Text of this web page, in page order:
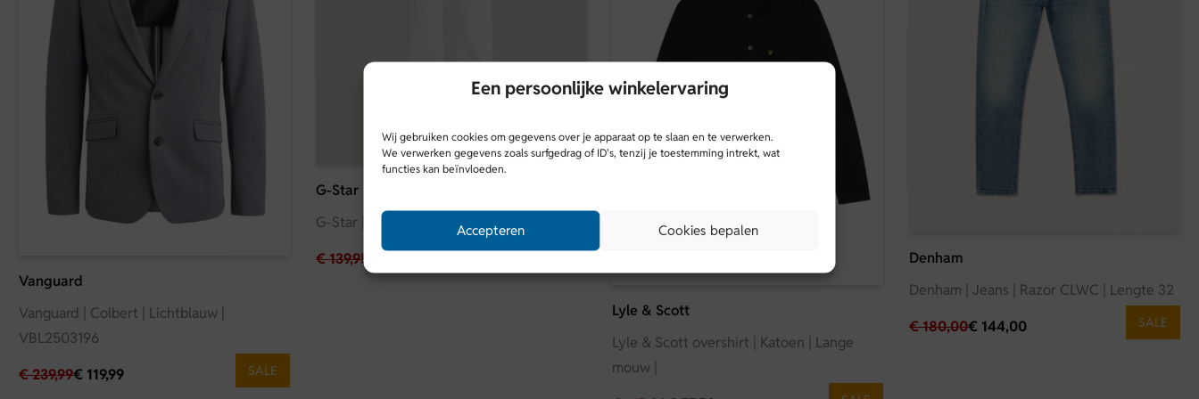
Een persoonlijke winkelervaring
Wij gebruiken cookies om gegevens over je apparaat op te slaan en te verwerken.
We verwerken gegevens zoals surfgedrag of ID's, tenzij je toestemming intrekt, wat
functies kan beïnvloeden.
Accepteren Cookies bepalen
Vanguard
SALE
Vanguard | Colbert | Lichtblauw |
VBL2503196
€239,99€ 119,99
G-Star
SALE
G-Star | Bowey 3D Boyfriend |
€139,95
Lyle & Scott
Lyle & Scott overshirt | Katoen | Lange
mouw |
Denham
SALE
Denham | Jeans | Razor CLWC | Lengte 32
€180,00€ 144,00